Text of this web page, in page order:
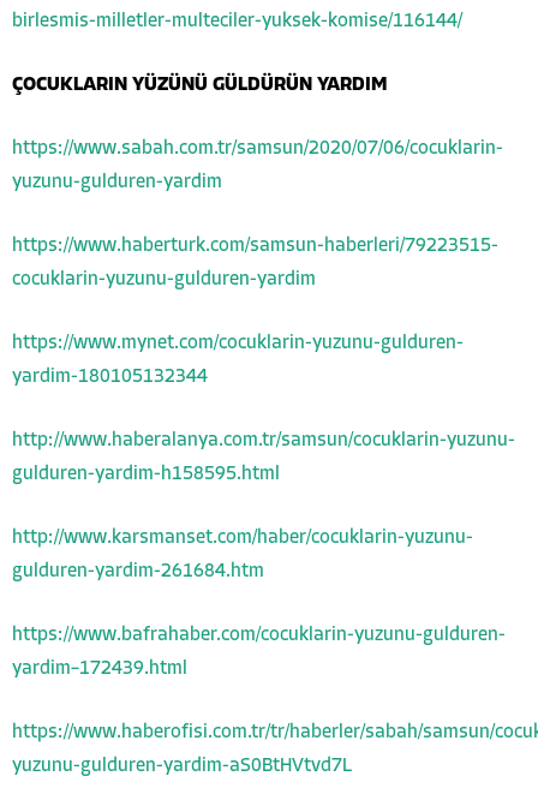
birlesmis-milletler-multeciler-yuksek-komise/116144/
ÇOCUKLARIN YÜZÜNÜ GÜLDÜRÜN YARDIM
https://www.sabah.com.tr/samsun/2020/07/06/cocuklarin-
yuzunu-gulduren-yardim
https://www.haberturk.com/samsun-haberleri/79223515-
cocuklarin-yuzunu-gulduren-yardim
https://www.mynet.com/cocuklarin-yuzunu-gulduren-
yardim-180105132344
http://www.haberalanya.com.tr/samsun/cocuklarin-yuzunu-
gulduren-yardim-h158595.html
http://www.karsmanset.com/haber/cocuklarin-yuzunu-
gulduren-yardim-261684.htm
https://www.bafrahaber.com/cocuklarin-yuzunu-gulduren-
yardim–172439.html
https://www.haberofisi.com.tr/tr/haberler/sabah/samsun/
yuzunu-gulduren-yardim-aS0BtHVtvd7L